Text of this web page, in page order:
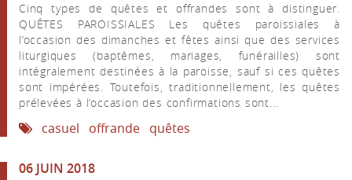
Cinq types de quêtes et offrandes sont à distinguer.
QUÊTES PAROISSIALES Les quêtes paroissiales à
l’occasion des dimanches et fêtes ainsi que des services
liturgiques (baptêmes, mariages, funérailles) sont
intégralement destinées à la paroisse, sauf si ces quêtes
sont impérées. Toutefois, traditionnellement, les quêtes
prélevées à l’occasion des confirmations sont...
casuel offrande quêtes
06 JUIN 2018